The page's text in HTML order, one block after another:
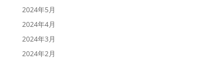
2024年5月
2024年4月
2024年3月
2024年2月